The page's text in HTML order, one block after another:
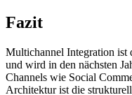
Fazit
Multichannel Integration ist
und wird in den nächsten
Channels wie Social
Architektur ist die